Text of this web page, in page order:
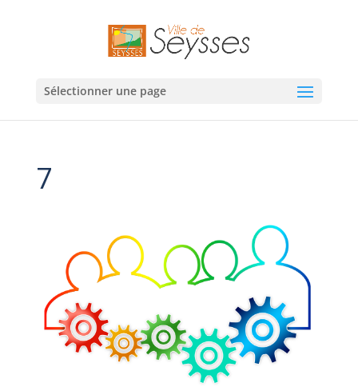
Sélectionner une page
7